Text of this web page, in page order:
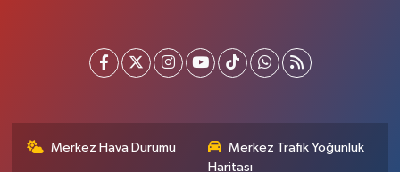
Merkez Hava Durumu
Merkez Trafik Yoğunluk
Haritası